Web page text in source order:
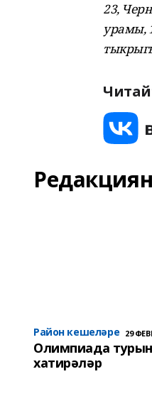
23,
урамы,
Район кешеләре 29
Олимпиада
хатирәләр